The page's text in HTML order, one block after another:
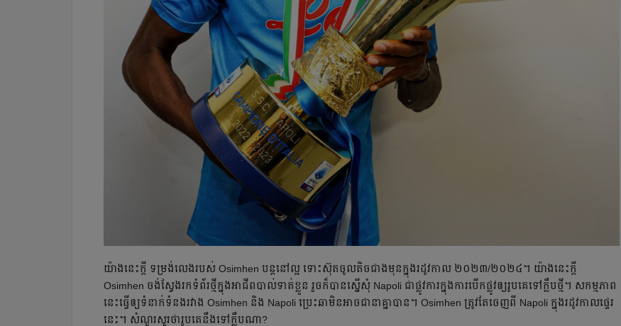
យ៉ាង​នេះ​ក្ដី​ ទម្រង់​លេង​របស់ Osimhen បន្ត​នៅ​ល្អ ទោះ​ស៊ុត​ចូល​តិច​ជាង​មុន​ក្នុង​រដូវ​កាល ២០២៣/២០២៤។ យ៉ាង​នេះ​ក្ដី
Osimhen ចង់​ស្វែង​រក​ទំព័រ​ថ្មី​ក្នុង​អាជីព​បាល់ទាត់​ខ្លួន រួច​ក៏​បាន​ស្នើ​សុំ​ Napoli ជា​ផ្លូវ​ការ​ក្នុង​ការ​បើក​ផ្លូវ​ឲ្យ​រូប​គេ​ទៅ​ក្លឹប​ថ្មី។ សកម្មភាព​
នេះ​ធ្វើ​ឲ្យ​ទំនាក់ទំនង​រវាង Osimhen និង Napoli ប្រេះ​ឆា​មិន​អាច​ជា​នា​គ្នា​បាន។ Osimhen ត្រូវ​តែ​ចេញ​ពី Napoli ក្នុង​រដូវ​កាល​ផ្ទេរ​
នេះ។ សំណួរ​សួរ​ថា​រូប​គេ​នឹង​ទៅ​ក្លឹប​ណា?